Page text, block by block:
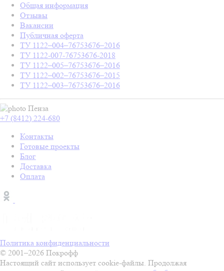
Общая информация
Отзывы
Вакансии
Публичная оферта
ТУ 1122–004–76753676–2016
ТУ 1122-007-76753676-2018
ТУ 1122–005–76753676–2016
ТУ 1122–002–76753676–2015
ТУ 1122–003–76753676–2016
Пенза
+7 (8412) 224-680
Контакты
Готовые проекты
Блог
Доставка
Оплата
Политика конфиденциальности
© 2001–2026 Покрофф
Настоящий сайт использует cookie-файлы. Продолжая